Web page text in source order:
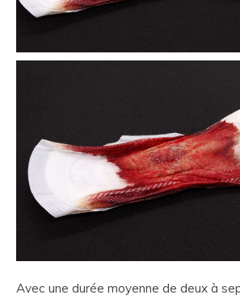
Avec une durée moyenne de deux à